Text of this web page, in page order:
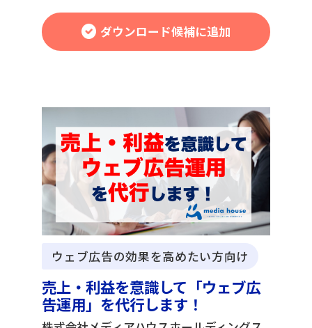
ダウンロード候補に追加
ウェブ広告の効果を高めたい方向け
売上・利益を意識して「ウェブ広
告運用」を代行します！